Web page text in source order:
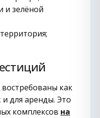
и зелёной
как
и для аренды. Это
комплексов на